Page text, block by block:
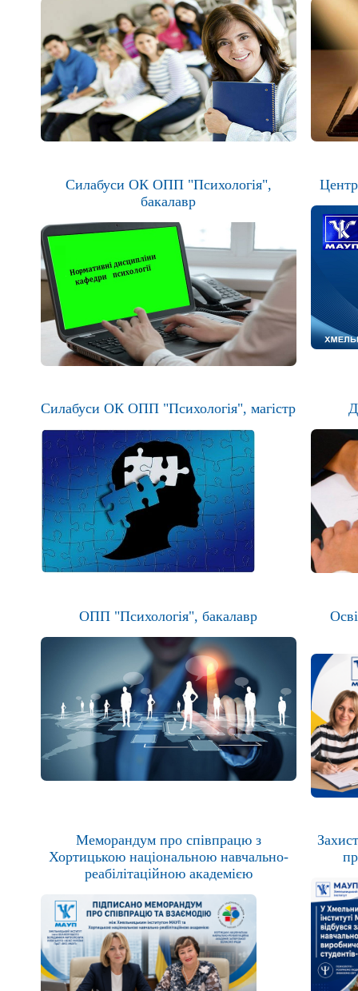
Силабуси ОК ОПП "Психологія",
бакалавр
Силабуси ОК ОПП "Психологія", магістр
ОПП "Психологія", бакалавр
Меморандум про співпрацю з
Хортицькою національною навчально-
реабілітаційною академією